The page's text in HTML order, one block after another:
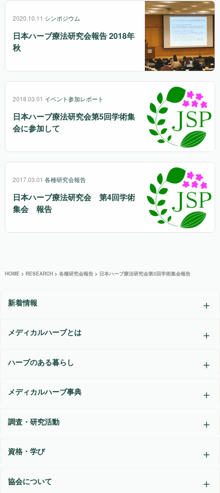
2020.10.11 シンポジウム
日本ハーブ療法研究会報告 2018年
秋
2018.03.01 イベント参加レポート
日本ハーブ療法研究会第5回学術集
会に参加して
2017.03.01 各種研究会報告
日本ハーブ療法研究会 第4回学術
集会 報告
HOME > RESEARCH > 各種研究会報告 > 日本ハーブ療法研究会第3回学術集会報告
新着情報
メディカルハーブとは
ハーブのある暮らし
メディカルハーブ事典
調査・研究活動
資格・学び
協会について